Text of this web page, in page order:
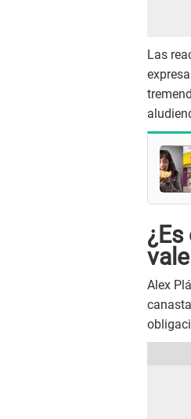
Las
Alex